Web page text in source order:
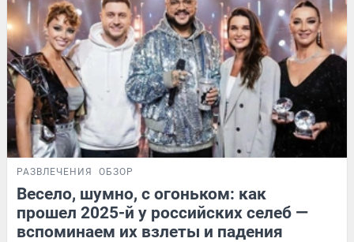
РАЗВЛЕЧЕНИЯ ОБЗОР
Весело, шумно, с огоньком: как
прошел 2025-й у российских селеб —
вспоминаем их взлеты и падения